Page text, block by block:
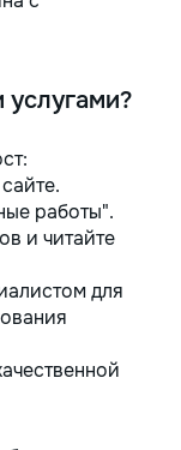
услугами?
работы".
и читайте
для